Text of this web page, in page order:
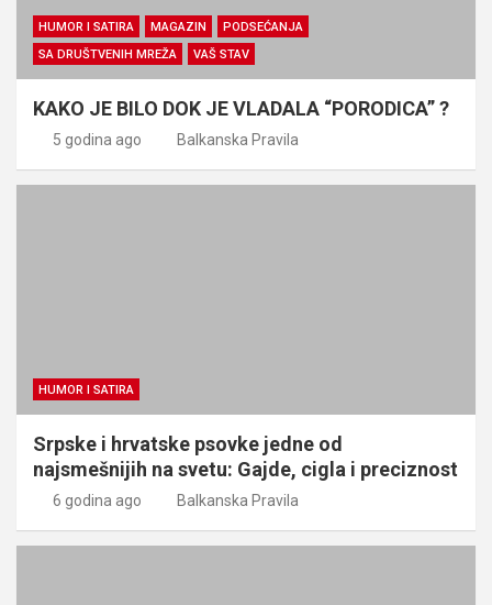
HUMOR I SATIRA MAGAZIN
PODSEĆANJA
SA DRUŠTVENIH MREŽA
VAŠ STAV
KAKO JE BILO DOK JE VLADALA “PORODICA” ?
5 godina ago Balkanska Pravila
HUMOR I SATIRA
Srpske i hrvatske psovke jedne od
najsmešnijih na svetu: Gajde, cigla i preciznost
6 godina ago Balkanska Pravila